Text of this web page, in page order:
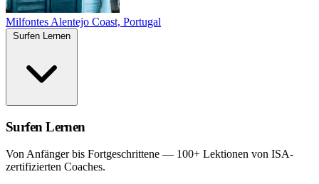
Milfontes Alentejo Coast, Portugal
Surfen Lernen
Von Anfänger bis Fortgeschrittene — 100+ Lektionen von ISA-
zertifizierten Coaches.